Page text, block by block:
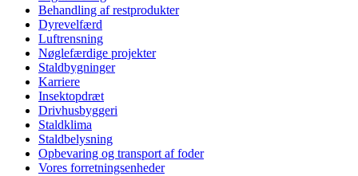
Behandling af restprodukter
Dyrevelfærd
Luftrensning
Nøglefærdige projekter
Staldbygninger
Karriere
Insektopdræt
Drivhusbyggeri
Staldklima
Staldbelysning
Opbevaring og transport af foder
Vores forretningsenheder